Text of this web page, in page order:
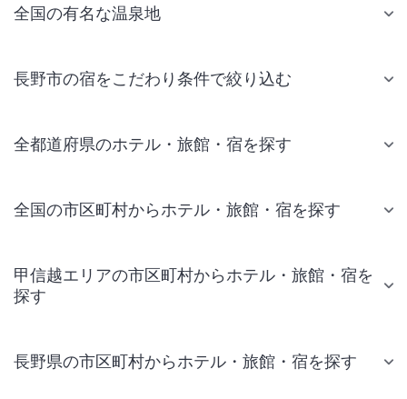
全国の有名な温泉地
長野市の宿をこだわり条件で絞り込む
全都道府県のホテル・旅館・宿を探す
全国の市区町村からホテル・旅館・宿を探す
甲信越エリアの市区町村からホテル・旅館・宿を
探す
長野県の市区町村からホテル・旅館・宿を探す